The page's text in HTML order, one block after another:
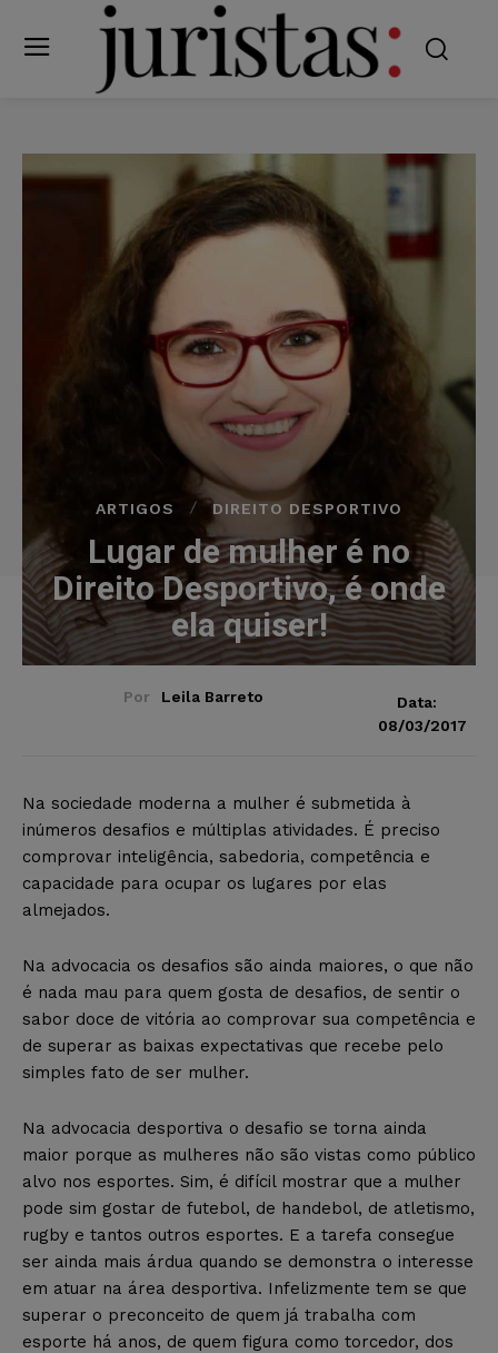
ARTIGOS DIREITO DESPORTIVO
Lugar de mulher é no
Direito Desportivo, é onde
ela quiser!
Por Leila Barreto
Data:
08/03/2017
Na sociedade moderna a mulher é submetida à
inúmeros desafios e múltiplas atividades. É preciso
comprovar inteligência, sabedoria, competência e
capacidade para ocupar os lugares por elas
almejados.
Na advocacia os desafios são ainda maiores, o que não
é nada mau para quem gosta de desafios, de sentir o
sabor doce de vitória ao comprovar sua competência e
de superar as baixas expectativas que recebe pelo
simples fato de ser mulher.
Na advocacia desportiva o desafio se torna ainda
maior porque as mulheres não são vistas como público
alvo nos esportes. Sim, é difícil mostrar que a mulher
pode sim gostar de futebol, de handebol, de atletismo,
rugby e tantos outros esportes. E a tarefa consegue
ser ainda mais árdua quando se demonstra o interesse
em atuar na área desportiva. Infelizmente tem se que
superar o preconceito de quem já trabalha com
esporte há anos, de quem figura como torcedor, dos